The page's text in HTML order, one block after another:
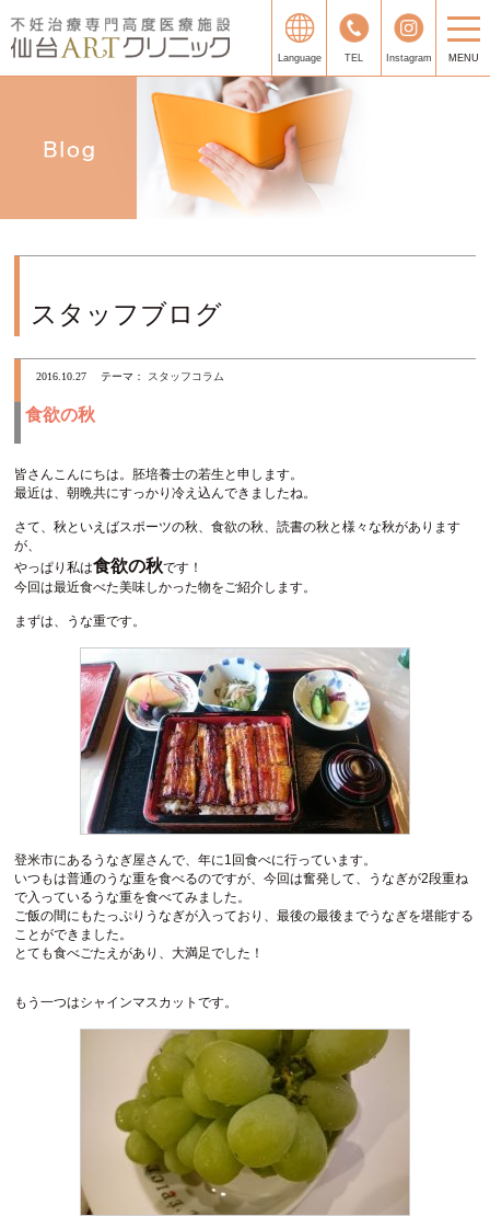
Language TEL Instagram MENU
スタッフブログ
2016.10.27 テーマ： スタッフコラム
食欲の秋
皆さんこんにちは。胚培養士の若生と申します。
最近は、朝晩共にすっかり冷え込んできましたね。
さて、秋といえばスポーツの秋、食欲の秋、読書の秋と様々な秋があります
が、
やっぱり私は食欲の秋です！
今回は最近食べた美味しかった物をご紹介します。
まずは、うな重です。
登米市にあるうなぎ屋さんで、年に1回食べに行っています。
いつもは普通のうな重を食べるのですが、今回は奮発して、うなぎが2段重ね
で入っているうな重を食べてみました。
ご飯の間にもたっぷりうなぎが入っており、最後の最後までうなぎを堪能する
ことができました。
とても食べごたえがあり、大満足でした！
もう一つはシャインマスカットです。